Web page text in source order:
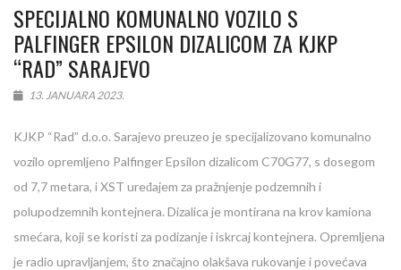
SPECIJALNO KOMUNALNO VOZILO S
PALFINGER EPSILON DIZALICOM ZA KJKP
“RAD” SARAJEVO
13. JANUARA 2023.
KJKP “Rad” d.o.o. Sarajevo preuzeo je specijalizovano komunalno
vozilo opremljeno Palfinger Epsilon dizalicom C70G77, s dosegom
od 7,7 metara, i XST uređajem za pražnjenje podzemnih i
polupodzemnih kontejnera. Dizalica je montirana na krov kamiona
smećara, koji se koristi za podizanje i iskrcaj kontejnera. Opremljena
je radio upravljanjem, što značajno olakšava rukovanje i povećava